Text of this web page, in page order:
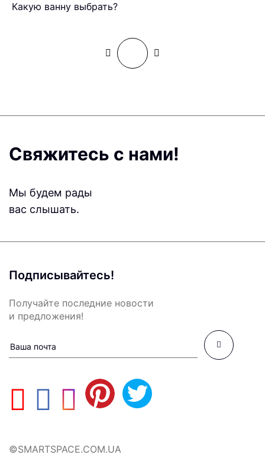
Какую ванну выбрать?
Свяжитесь с нами!
Мы будем рады
вас слышать.
Подписывайтесь!
Получайте последние новости
и предложения!
©SMARTSPACE.COM.UA